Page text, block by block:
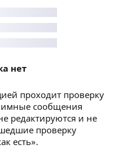
нет
проходит проверку
сообщения
редактируются и не
проверку
есть».